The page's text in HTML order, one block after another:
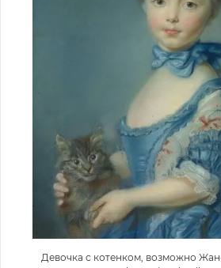
Девочка с котенком, возможно